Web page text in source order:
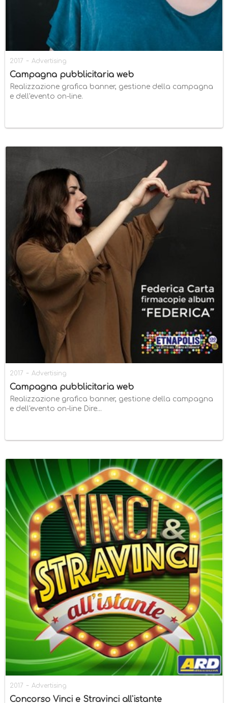
2017 - Advertising
Campagna pubblicitaria web
Realizzazione grafica banner, gestione della campagna
e dell'evento on-line.
2017 - Advertising
Campagna pubblicitaria web
Realizzazione grafica banner, gestione della campagna
e dell'evento on-line Dire...
2017 - Advertising
Concorso Vinci e Stravinci all'istante